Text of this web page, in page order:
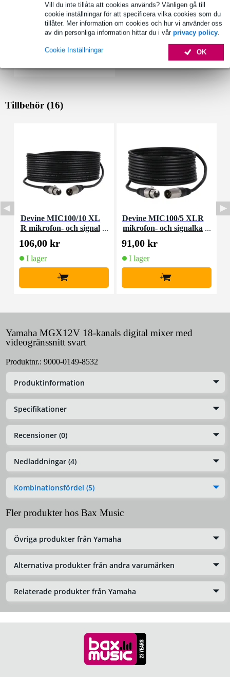
Vill du inte tillåta att cookies används? Vänligen gå till
cookie inställningar för att specificera vilka cookies som du
tillåter. Mer information om cookies och hur vi använder oss
av din personliga information hittar du i vår privacy policy.
OK
Cookie Inställningar
Tillbehör (16)
Devine MIC100/10 XL
R mikrofon- och signal
kabel 10 meter
106,00 kr
I lager
+
Devine MIC100/5 XLR
mikrofon- och signalka
bel 5 meter
91,00 kr
I lager
+
Yamaha MGX12V 18-kanals digital mixer med
videogränssnitt svart
Produktnr.: 9000-0149-8532
Produktinformation
Specifikationer
Recensioner (0)
Nedladdningar (4)
Kombinationsfördel (5)
Fler produkter hos Bax Music
Övriga produkter från Yamaha
Alternativa produkter från andra varumärken
Relaterade produkter från Yamaha